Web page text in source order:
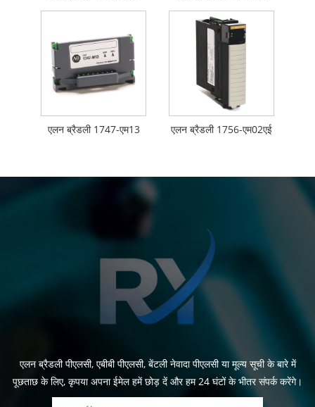
एलन ब्रैडली 1747-एम13 एलन ब्रैडली 1756-एम02एई
एलन ब्रैडली पीएलसी, एबीबी पीएलसी, बेंटली नेवादा पीएलसी या मूल्य सूची के बारे में
पूछताछ के लिए, कृपया अपना ईमेल हमें छोड़ दें और हम 24 घंटों के भीतर संपर्क करेंगे।